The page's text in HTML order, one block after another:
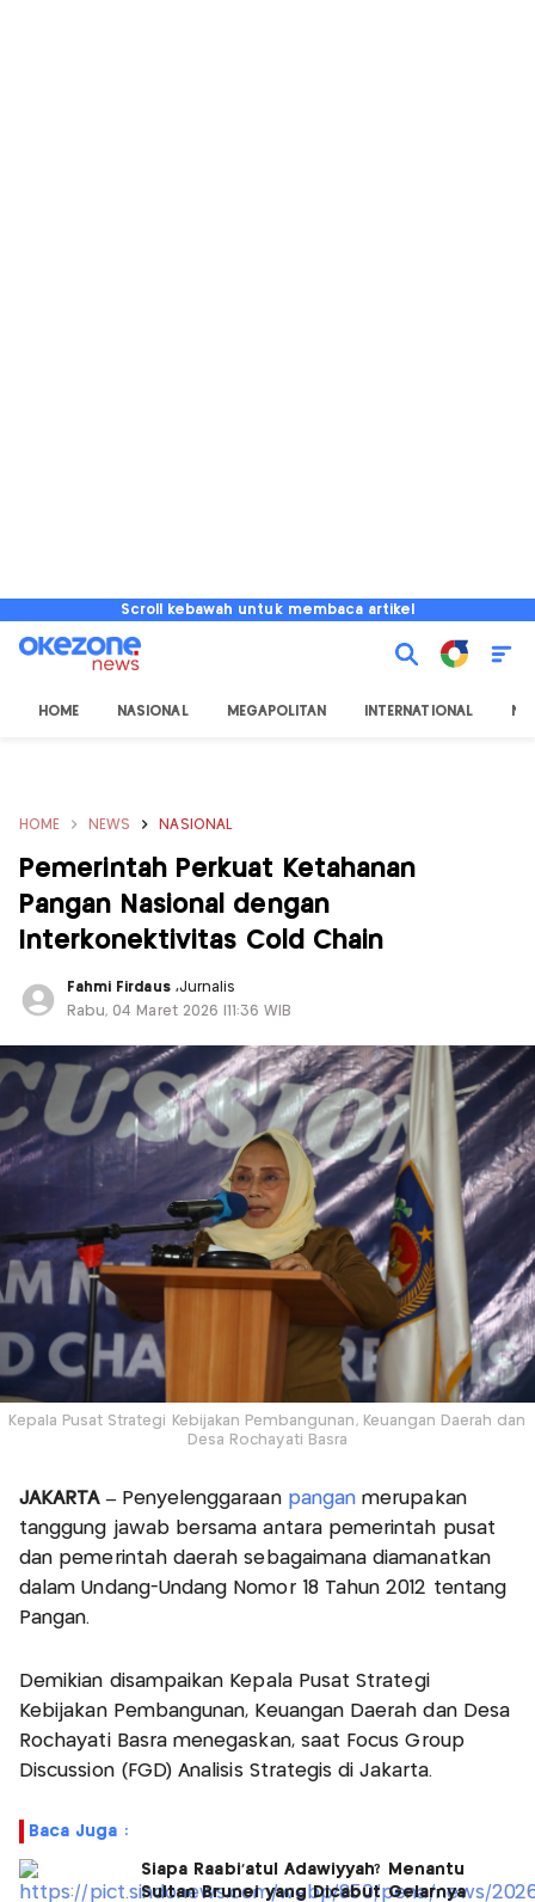
Scroll kebawah untuk membaca artikel
HOME NASIONAL MEGAPOLITAN INTERNATIONAL
HOME NEWS NASIONAL
Pemerintah Perkuat Ketahanan
Pangan Nasional dengan
Interkonektivitas Cold Chain
Fahmi Firdaus ,Jurnalis
Rabu, 04 Maret 2026 |11:36 WIB
Kepala Pusat Strategi Kebijakan Pembangunan, Keuangan Daerah dan
Desa Rochayati Basra
JAKARTA –Penyelenggaraan pangan merupakan
tanggung jawab bersama antara pemerintah pusat
dan pemerintah daerah sebagaimana diamanatkan
dalam Undang-Undang Nomor 18 Tahun 2012 tentang
Pangan.
Demikian disampaikan Kepala Pusat Strategi
Kebijakan Pembangunan, Keuangan Daerah dan Desa
Rochayati Basra menegaskan, saat Focus Group
Discussion (FGD) Analisis Strategis di Jakarta.
Baca Juga :
Siapa Raabi'atul Adawiyyah? Menantu
Sultan Brunei yang Dicabut Gelarnya